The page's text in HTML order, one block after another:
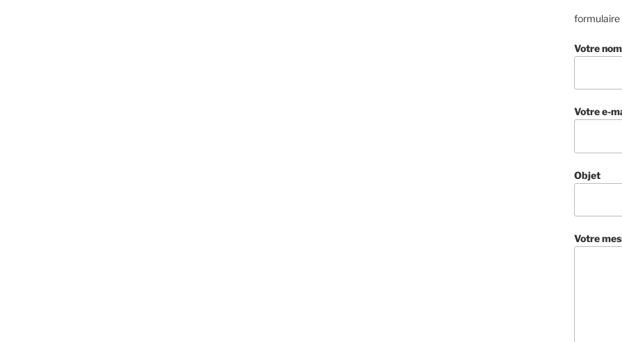
formulaire
Votre nom
Votre e-
Objet
Votre